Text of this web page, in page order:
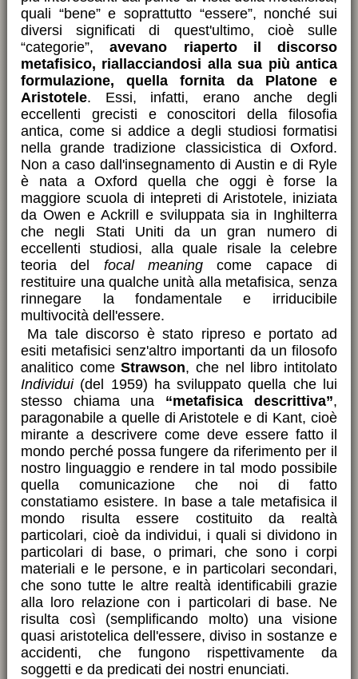
quali “bene” e soprattutto “essere”, nonché sui
diversi significati di quest'ultimo, cioè sulle
“categorie”,avevano riaperto il discorso
metafisico, riallacciandosi alla sua più antica
formulazione, quella fornita da Platone e
Aristotele. Essi, infatti, erano anche degli
eccellenti grecisti e conoscitori della filosofia
antica, come si addice a degli studiosi formatisi
nella grande tradizione classicistica di Oxford.
Non a caso dall'insegnamento di Austin e di Ryle
è nata a Oxford quella che oggi è forse la
maggiore scuola di intepreti di Aristotele, iniziata
da Owen e Ackrill e sviluppata sia in Inghilterra
che negli Stati Uniti da un gran numero di
eccellenti studiosi, alla quale risale la celebre
teoria del focal meaning come capace di
restituire una qualche unità alla metafisica, senza
rinnegare la fondamentale e irriducibile
multivocità dell'essere.
Ma tale discorso è stato ripreso e portato ad
esiti metafisici senz'altro importanti da un filosofo
analitico comeStrawson, che nel libro intitolato
Individui(del 1959) ha sviluppato quella che lui
stesso chiama una “metafisica descrittiva”,
paragonabile a quelle di Aristotele e di Kant, cioè
mirante a descrivere come deve essere fatto il
mondo perché possa fungere da riferimento per il
nostro linguaggio e rendere in tal modo possibile
quella comunicazione che noi di fatto
constatiamo esistere. In base a tale metafisica il
mondo risulta essere costituito da realtà
particolari, cioè da individui, i quali si dividono in
particolari di base, o primari, che sono i corpi
materiali e le persone, e in particolari secondari,
che sono tutte le altre realtà identificabili grazie
alla loro relazione con i particolari di base. Ne
risulta così (semplificando molto) una visione
quasi aristotelica dell'essere, diviso in sostanze e
accidenti, che fungono rispettivamente da
soggetti e da predicati dei nostri enunciati.